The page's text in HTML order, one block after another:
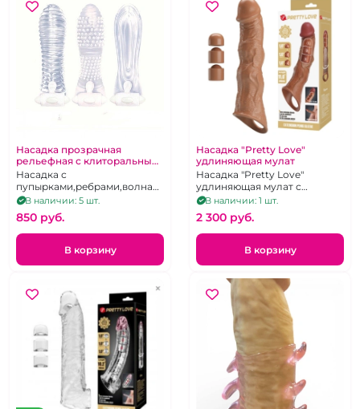
Насадка прозрачная
рельефная с клиторальным
стимулятором, рельеф в
ассортименте
Насадка с
пупырками,ребрами,волнами
в ассортименте
В наличии: 5 шт.
850 pуб.
В корзину
Насадка "Pretty Love"
удлиняющая мулат
Насадка "Pretty Love"
удлиняющая мулат с
отверстием для мошонки
В наличии: 1 шт.
2 300 pуб.
В корзину